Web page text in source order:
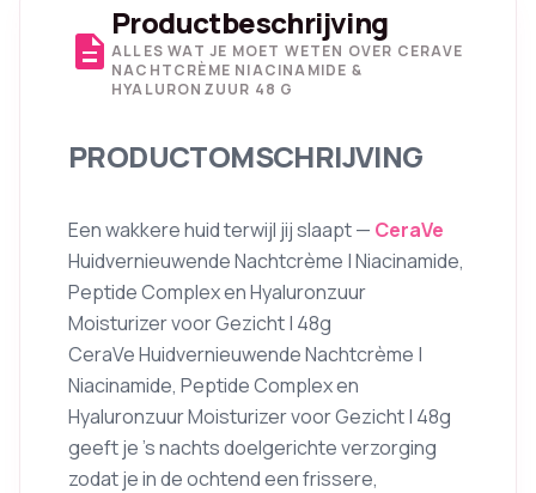
description
Productbeschrijving
ALLES WAT JE MOET WETEN OVER CERAVE
NACHTCRÈME NIACINAMIDE &
HYALURONZUUR 48 G
PRODUCTOMSCHRIJVING
Een wakkere huid terwijl jij slaapt — CeraVe
Huidvernieuwende Nachtcrème | Niacinamide,
Peptide Complex en Hyaluronzuur
Moisturizer voor Gezicht | 48g
CeraVe Huidvernieuwende Nachtcrème |
Niacinamide, Peptide Complex en
Hyaluronzuur Moisturizer voor Gezicht | 48g
geeft je ’s nachts doelgerichte verzorging
zodat je in de ochtend een frissere,